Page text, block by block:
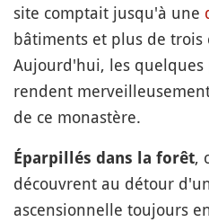
site comptait jusqu'à une
bâtiments et plus de trois
Aujourd'hui, les quelques
rendent
de ce monastère.
Éparpillés dans la forêt,
découvrent au détour
ascensionnelle toujours